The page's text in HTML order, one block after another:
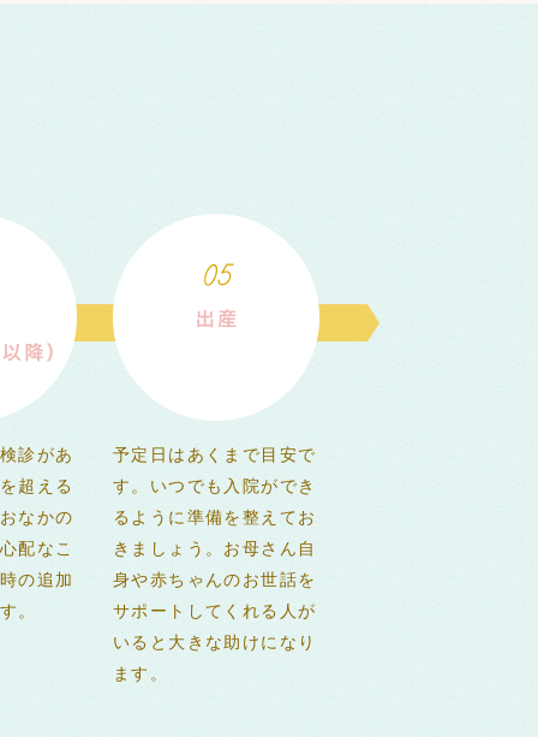
診があ
超える
なかの
配なこ
の追加
。
予定日はあくまで目安で
す。いつでも入院ができ
るように準備を整えてお
きましょう。お母さん自
身や赤ちゃんのお世話を
サポートしてくれる人が
いると大きな助けになり
ます。